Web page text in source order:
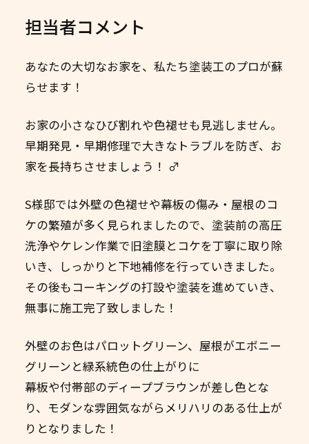
担当者コメント
あなたの大切なお家を、私たち塗装工のプロが蘇
らせます！ ️
お家の小さなひび割れや色褪せも見逃しません。
早期発見・早期修理で大きなトラブルを防ぎ、お
家を長持ちさせましょう！ ‍♂️
S様邸では外壁の色褪せや幕板の傷み・屋根のコ
ケの繁殖が多く見られましたので、塗装前の高圧
洗浄やケレン作業で旧塗膜とコケを丁寧に取り除
いき、しっかりと下地補修を行っていきました。
その後もコーキングの打設や塗装を進めていき、
無事に施工完了致しました！
外壁のお色はパロットグリーン、屋根がエボニー
グリーンと緑系統色の仕上がりに
幕板や付帯部のディープブラウンが差し色とな
り、モダンな雰囲気ながらメリハリのある仕上が
りとなりました！